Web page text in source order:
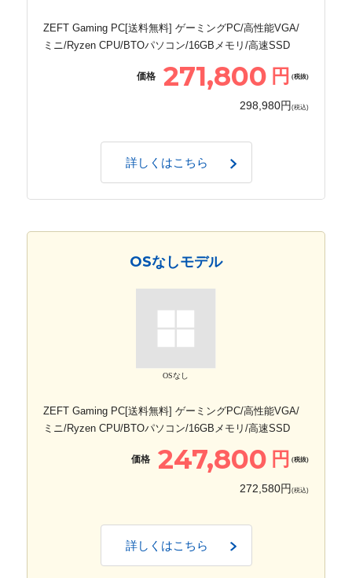
ZEFT Gaming PC[送料無料] ゲーミングPC/高性能VGA/
ミニ/Ryzen CPU/BTOパソコン/16GBメモリ/高速SSD
価格 271,800 円 (税抜)
298,980円 (税込)
詳しくはこちら
OSなしモデル
OSなし
ZEFT Gaming PC[送料無料] ゲーミングPC/高性能VGA/
ミニ/Ryzen CPU/BTOパソコン/16GBメモリ/高速SSD
価格 247,800 円 (税抜)
272,580円 (税込)
詳しくはこちら